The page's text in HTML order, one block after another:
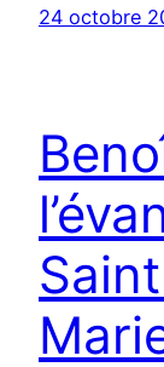
24 octobre